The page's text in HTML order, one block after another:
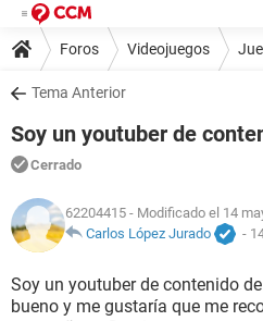
Foros Videojuegos
Tema Anterior
Soy un youtuber de
Cerrado
62204415 - Modificado el 14
Carlos López Jurado
-
Soy un youtuber de contenido
bueno y me gustaría que me